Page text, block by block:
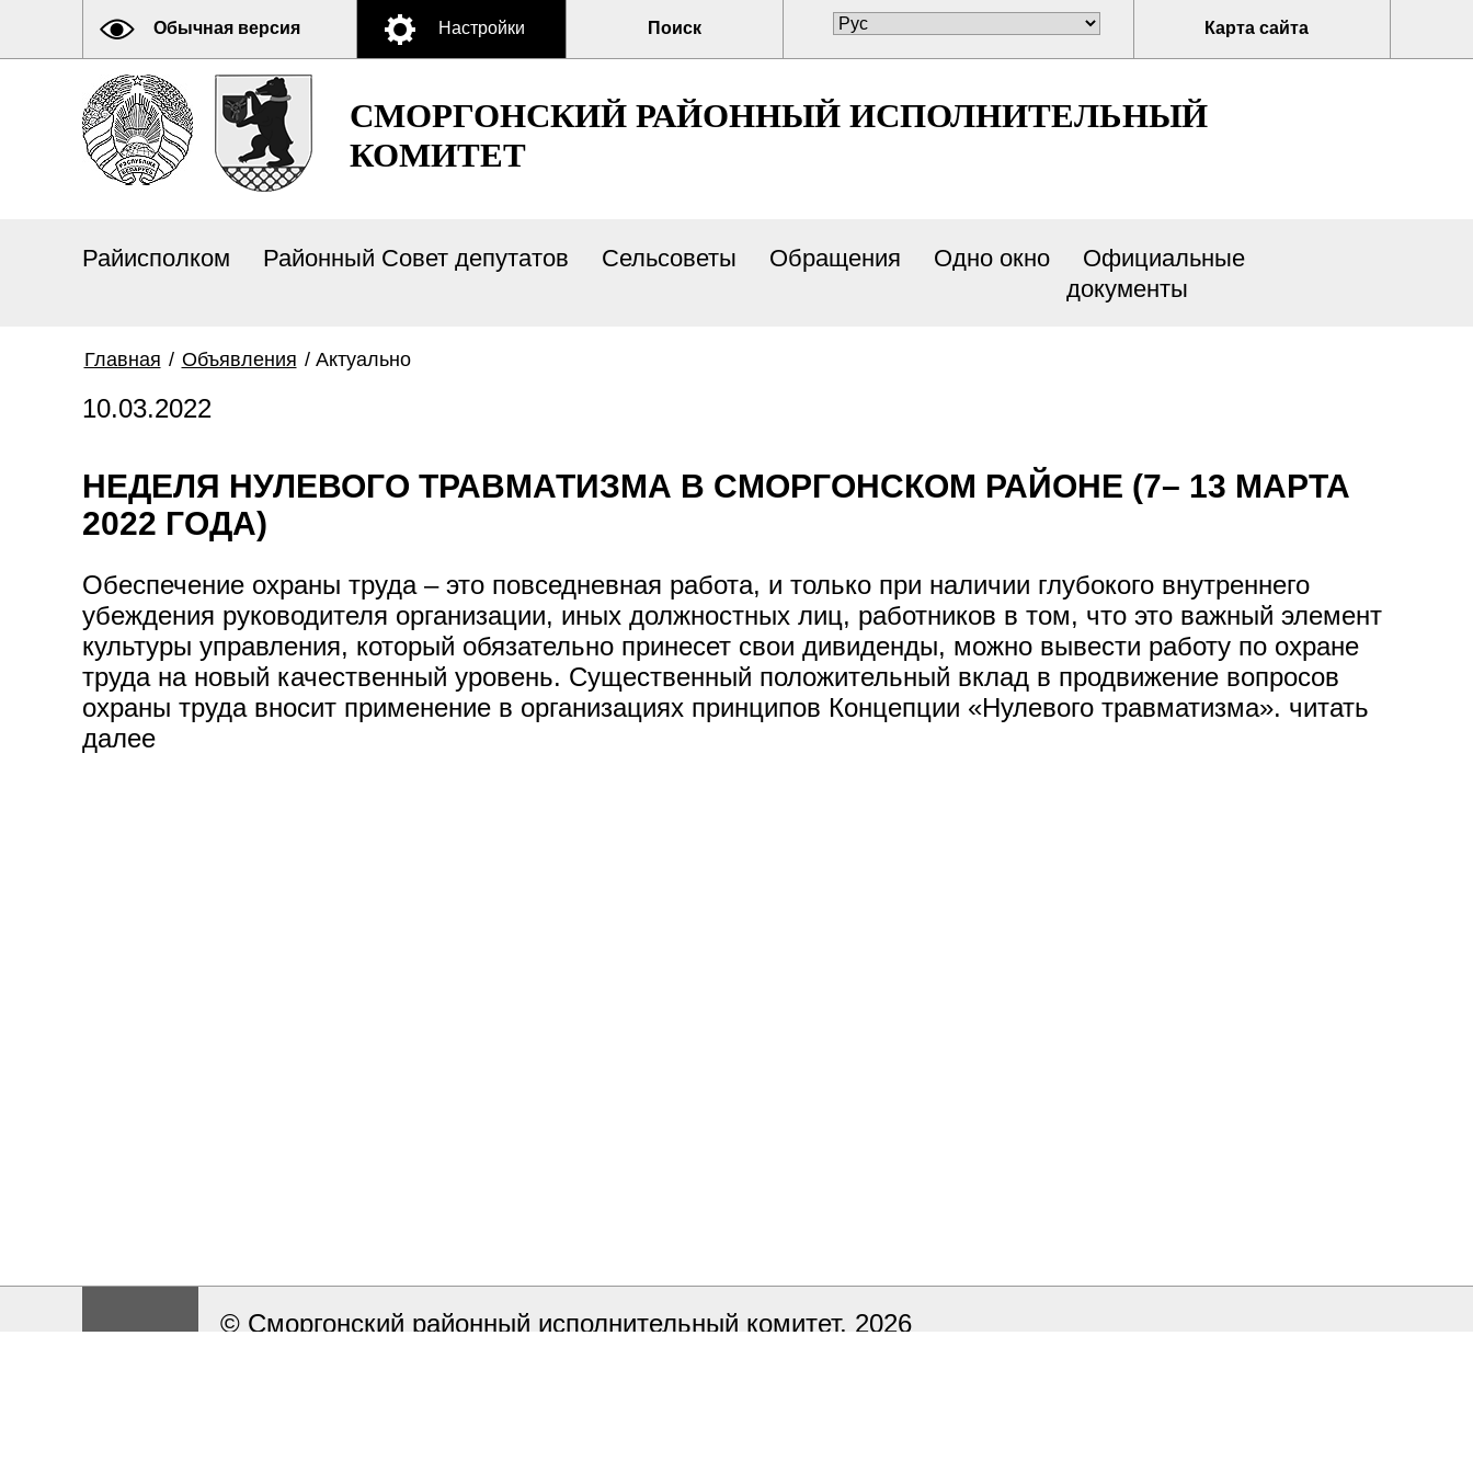
Обычная версия Настройки Поиск Карта сайта
СМОРГОНСКИЙ РАЙОННЫЙ ИСПОЛНИТЕЛЬНЫЙ
КОМИТЕТ
Райисполком Районный Совет депутатов Сельсоветы Обращения Одно окно
Официальные
документы
Главная / Объявления / Актуально
10.03.2022
НЕДЕЛЯ НУЛЕВОГО ТРАВМАТИЗМА В СМОРГОНСКОМ РАЙОНЕ (7– 13 МАРТА
2022 ГОДА)
Обеспечение охраны труда – это повседневная работа, и только при наличии глубокого внутреннего
убеждения руководителя организации, иных должностных лиц, работников в том, что это важный элемент
культуры управления, который обязательно принесет свои дивиденды, можно вывести работу по охране
труда на новый качественный уровень. Существенный положительный вклад в продвижение вопросов
охраны труда вносит применение в организациях принципов Концепции «Нулевого травматизма». читать
далее
© Сморгонский районный исполнительный комитет, 2026